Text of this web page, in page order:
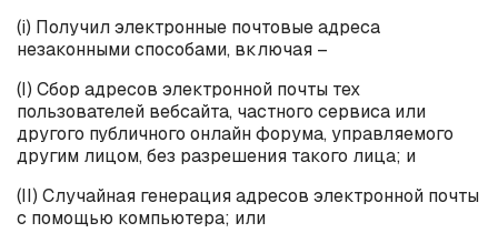
(i) Получил электронные почтовые адреса
незаконными способами, включая –
(I) Сбор адресов электронной почты тех
пользователей вебсайта, частного сервиса или
другого публичного онлайн форума, управляемого
другим лицом, без разрешения такого лица; и
(II) Случайная генерация адресов электронной почты
с помощью компьютера; или